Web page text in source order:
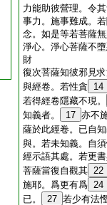
力能助彼營理。令
事力。施事難成。
念。如是等若菩薩
淨心。淨心菩薩不
財
復次菩薩知彼邪見
與經卷。若性貪
14
若得經卷隱藏不現。
知義者。
17 亦不
薩於此經卷。已自
與。若未知義。自
經示語其處。若更
菩薩當復自觀其 22
施耶。爲更有爲 24
已。
27 若少有法